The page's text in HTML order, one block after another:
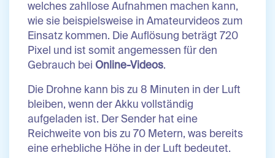
welches zahllose Aufnahmen machen kann,
wie sie beispielsweise in Amateurvideos zum
Einsatz kommen. Die Auflösung beträgt 720
Pixel und ist somit angemessen für den
Gebrauch bei Online-Videos.
Die Drohne kann bis zu 8 Minuten in der Luft
bleiben, wenn der Akku vollständig
aufgeladen ist. Der Sender hat eine
Reichweite von bis zu 70 Metern, was bereits
eine erhebliche Höhe in der Luft bedeutet.